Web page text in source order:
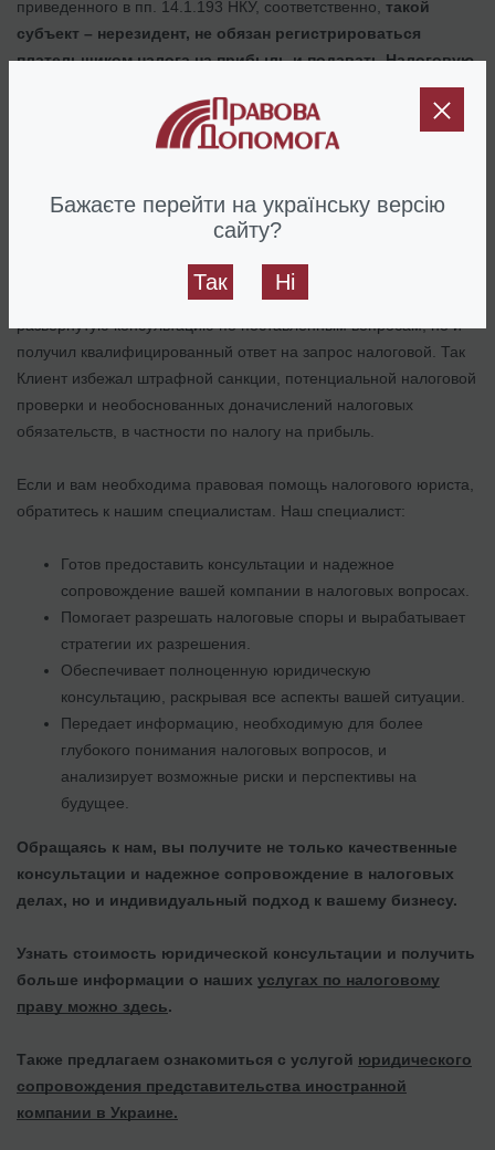
приведенного в пп. 14.1.193 НКУ, соответственно, такой
субъект – нерезидент, не обязан регистрироваться
плательщиком налога на прибыль и подаватьНалоговую
предприятий вместе с
финансовой отчетностью.
было предложено предоставить ряд документов, которые, в
частности, подтверждали вспомогательный характер
деятельности представительства для материнской компании.
По результатам консультации Клиент получил не только
развернутую консультацию по поставленным вопросам, но и
получил квалифицированный ответ на запрос налоговой. Так
Клиент избежал штрафной санкции, потенциальной налоговой
проверки и необоснованных доначислений налоговых
обязательств, в частности по налогу на прибыль.
Если и вам необходима правовая помощь налогового юриста,
обратитесь к нашим специалистам. Наш специалист:
Готов предоставить консультации и надежное
сопровождение вашей компании в налоговых вопросах.
Помогает разрешать налоговые споры и вырабатывает
стратегии их разрешения.
Обеспечивает полноценную юридическую
консультацию, раскрывая все аспекты вашей ситуации.
Передает информацию, необходимую для более
глубокого понимания налоговых вопросов, и
анализирует возможные риски и перспективы на
будущее.
Обращаясь к нам, вы получите не только качественные
консультации и надежное сопровождение в налоговых
делах, но и индивидуальный подход к вашему бизнесу.
Узнать стоимость юридической консультации и получить
больше информации о наших услугах по налоговому
праву можно здесь.
Также предлагаем ознакомиться с услугой юридического
сопровождения представительства иностранной
компании в Украине.
Бажаєте перейти на українську версію
сайту?
Так Ні